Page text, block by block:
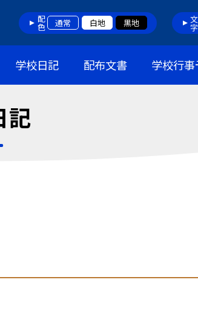
配色 通常 白地 黒地 文字
学校日記 配布文書 学校行
記